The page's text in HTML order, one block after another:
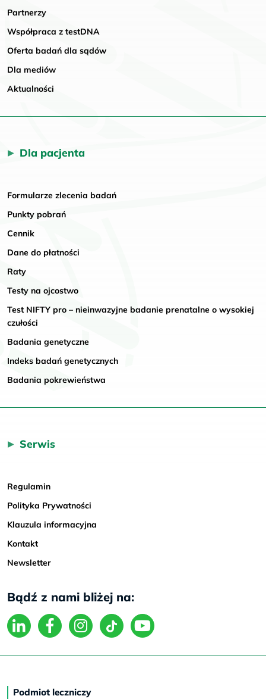
Partnerzy
Współpraca z testDNA
Oferta badań dla sądów
Dla mediów
Aktualności
Dla pacjenta
Formularze zlecenia badań
Punkty pobrań
Cennik
Dane do płatności
Raty
Testy na ojcostwo
Test NIFTY pro – nieinwazyjne badanie prenatalne o wysokiej
czułości
Badania genetyczne
Indeks badań genetycznych
Badania pokrewieństwa
Serwis
Regulamin
Polityka Prywatności
Klauzula informacyjna
Kontakt
Newsletter
Bądź z nami bliżej na:
Podmiot leczniczy